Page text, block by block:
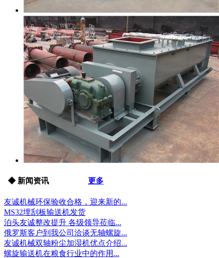
◆ 新闻资讯 更多
友诚机械环保验收合格，迎来新的...
MS32埋刮板输送机发货
泊头友诚整改提升 各级领导莅临...
俄罗斯客户到我公司洽谈无轴螺旋...
友诚机械双轴粉尘加湿机优点介绍...
螺旋输送机在粮食行业中的作用...